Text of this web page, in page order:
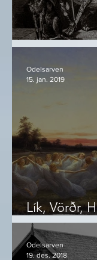
Óðinn og
Lík, Vörðr,
Önd
Odelsarven
15. jan. 2019
Odelsarven
19. des. 2018